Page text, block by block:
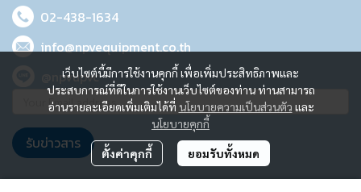
เว็บไซต์นี้มีการใช้งานคุกกี้ เพื่อเพิ่มประสิทธิภาพและ
ประสบการณ์ที่ดีในการใช้งานเว็บไซต์ของท่าน ท่านสามารถ
อ่านรายละเอียดเพิ่มเติมได้ที่ นโยบายความเป็นส่วนตัว และ
นโยบายคุกกี้
ตั้งค่าคุกกี้ ยอมรับทั้งหมด
02-438-1634
info@npvequipment.co.th
@npvupvc
รับข่าวสาร